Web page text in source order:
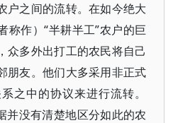
户之间的流转。在如今绝大
称作）“半耕半工”农户的巨
众多外出打工的农民将自己
朋友。他们大多采用非正式
之中的协议来进行流转。
并没有清楚地区分如此的农